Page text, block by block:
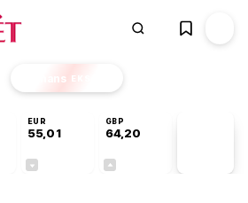
Finans EKSTRA
EUR
55,01
GBP
64,20